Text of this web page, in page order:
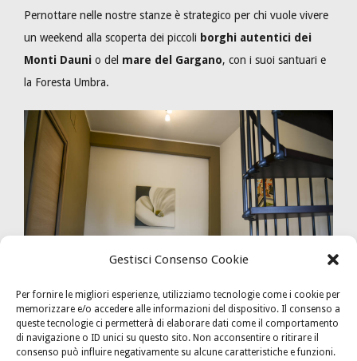
Gestisci Consenso Cookie
Per fornire le migliori esperienze, utilizziamo tecnologie come i cookie per
memorizzare e/o accedere alle informazioni del dispositivo. Il consenso a
queste tecnologie ci permetterà di elaborare dati come il comportamento
di navigazione o ID unici su questo sito. Non acconsentire o ritirare il
consenso può influire negativamente su alcune caratteristiche e funzioni.
Pernottare nelle nostre stanze è strategico per chi vuole vivere
un weekend alla scoperta dei piccoli borghi autentici dei
Monti Dauni o del mare del Gargano, con i suoi santuari e
la Foresta Umbra.
Masseria Montaratro è un luogo profondamente legato al